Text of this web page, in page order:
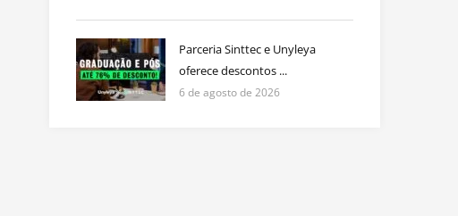
Parceria Sinttec e Unyleya
oferece descontos ...
6 de agosto de 2026